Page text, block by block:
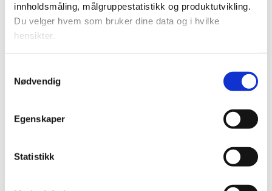
innholdsmåling, målgruppestatistikk og produktutvikling.
Du velger hvem som bruker dine data og i hvilke
hensikter.
Innhente informasjon om den geografiske
Identifisere enheten din ved å aktivt skanne den for
Undermer info
kan du lese om hvordan dine personlige
brukes. Du kan hele tiden endre eller trekke tilbake ditt
Nødvendig
Egenskaper
Statistikk
PLUS
Det er ikke bare burgerne
som får oppmerksomhet:
– Er jo ganske søt da